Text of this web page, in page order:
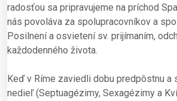
radosťou sa pripravujeme na príchod
nás povoláva za spolupracovníkov a
Posilnení a osvietení sv. prijímaním,
každodenného života.
Keď v Ríme zaviedli dobu predpôstnu a
nedieľ (Septuagézimy, Sexagézimy a